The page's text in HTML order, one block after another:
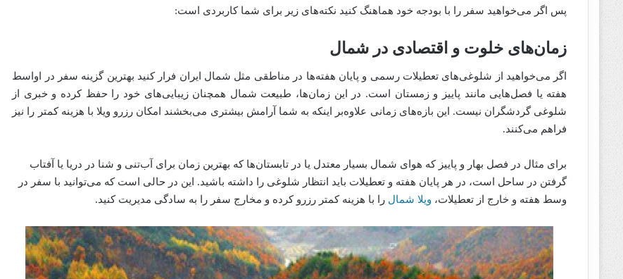
پس اگر می‌خواهید سفر را با بودجه خود هماهنگ کنید نکته‌های زیر برای شما کاربردی است:
زمان‌های خلوت و اقتصادی در شمال
اگر می‌خواهید از شلوغی‌های تعطیلات رسمی و پایان هفته‌ها در مناطقی مثل شمال ایران فرار کنید بهترین گزینه سفر در اواسط
هفته یا فصل‌هایی مانند پاییز و زمستان است. در این زمان‌ها، طبیعت شمال همچنان زیبایی‌های خود را حفظ کرده و خبری از
شلوغی گردشگران نیست. این بازه‌های زمانی علاوه‌بر اینکه به شما آرامش بیشتری می‌بخشند امکان رزرو ویلا با هزینه کمتر را نیز
فراهم می‌کنند.
برای مثال در فصل بهار و پاییز که هوای شمال بسیار معتدل یا در تابستان‌ها که بهترین زمان برای آب‌تنی و شنا در دریا یا آفتاب
گرفتن در ساحل است، در هر پایان هفته و تعطیلات باید انتظار شلوغی را داشته باشید. این در حالی است که می‌توانید با سفر در
وسط هفته و خارج از تعطیلات، ویلا شمال را با هزینه کمتر رزرو کرده و مخارج سفر را به سادگی مدیریت کنید.